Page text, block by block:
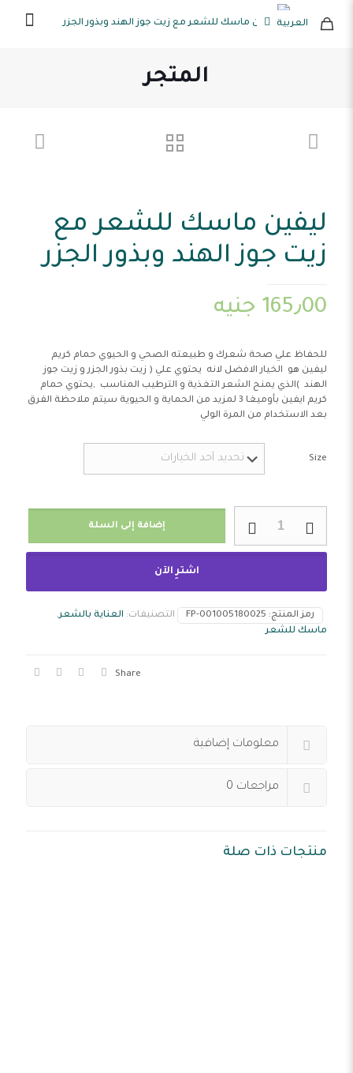
العربية
المتجر
ليفين ماسك للشعر مع
زيت جوز الهند وبذور الجزر
165٫00 جنيه
للحفاظ علي صحة شعرك و طبيعته الصحي و الحيوي حمام كريم
ليفين هو الخيار الافضل لانه يحتوي علي ( زيت بذور الجزر و زيت جوز
الهند )الذي يمنح الشعر التغذية و الترطيب المناسب ,يحتوي حمام
كريم ايفين بأوميغا 3 لمزيد من الحماية و الحيوية سيتم ملاحظة الفرق
بعد الاستخدام من المرة الولي
Size
ماسك
زيت
الهند
وبذور
إضافة إلى السلة
اشترِ الآن
رمز المنتج: FP-001005180025 التصنيفات: العناية بالشعر,
ماسك للشعر
Share
معلومات إضافية
مراجعات 0
منتجات ذات صلة